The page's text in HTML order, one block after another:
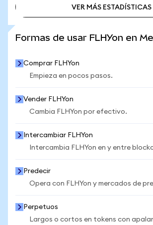
VER MÁS ESTADÍSTICAS
Formas de usar FLHYon en
Comprar FLHYon
Empieza en pocos pasos.
Vender FLHYon
Cambia FLHYon por efectivo.
Intercambiar FLHYon
Intercambia FLHYon en y entre
Predecir
Opera con FLHYon y mercados de
Perpetuos
Largos o cortos en tokens con